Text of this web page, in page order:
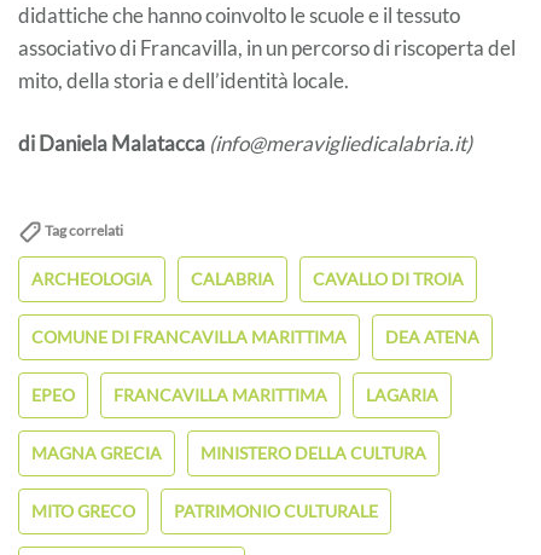
didattiche che hanno coinvolto le scuole e il tessuto
associativo di Francavilla, in un percorso di riscoperta del
mito, della storia e dell’identità locale.
di Daniela Malatacca (info@meravigliedicalabria.it)
Tag correlati
ARCHEOLOGIA CALABRIA CAVALLO DI TROIA
COMUNE DI FRANCAVILLA MARITTIMA DEA ATENA
EPEO FRANCAVILLA MARITTIMA LAGARIA
MAGNA GRECIA MINISTERO DELLA CULTURA
MITO GRECO PATRIMONIO CULTURALE